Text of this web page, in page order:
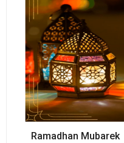
Ramadhan Mubarek